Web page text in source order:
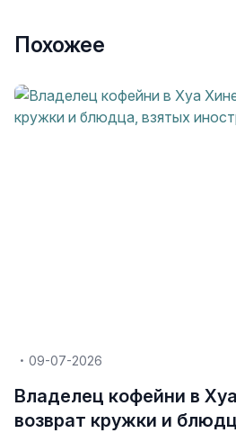
Похожее
09-07-2026
Владелец кофейни в
возврат кружки и